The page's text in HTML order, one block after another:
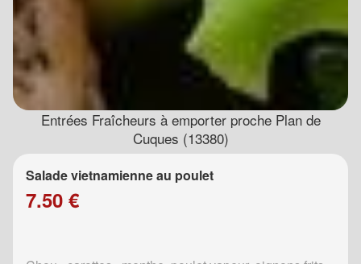
Entrées Fraîcheurs à emporter proche Plan de
Cuques (13380)
Salade vietnamienne au poulet
7.50 €